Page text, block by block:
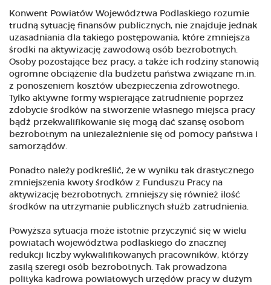
Konwent Powiatów Województwa Podlaskiego rozumie
trudną sytuację finansów publicznych, nie znajduje jednak
uzasadniania dla takiego postępowania, które zmniejsza
środki na aktywizację zawodową osób bezrobotnych.
Osoby pozostające bez pracy, a także ich rodziny stanowią
ogromne obciążenie dla budżetu państwa związane m.in.
z ponoszeniem kosztów ubezpieczenia zdrowotnego.
Tylko aktywne formy wspierające zatrudnienie poprzez
zdobycie środków na stworzenie własnego miejsca pracy
bądź przekwalifikowanie się mogą dać szansę osobom
bezrobotnym na uniezależnienie się od pomocy państwa i
samorządów.
Ponadto należy podkreślić, że w wyniku tak drastycznego
zmniejszenia kwoty środków z Funduszu Pracy na
aktywizację bezrobotnych, zmniejszy się również ilość
środków na utrzymanie publicznych służb zatrudnienia.
Powyższa sytuacja może istotnie przyczynić się w wielu
powiatach województwa podlaskiego do znacznej
redukcji liczby wykwalifikowanych pracowników, którzy
zasilą szeregi osób bezrobotnych. Tak prowadzona
polityka kadrowa powiatowych urzędów pracy w dużym